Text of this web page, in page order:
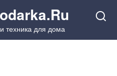
техника для дома